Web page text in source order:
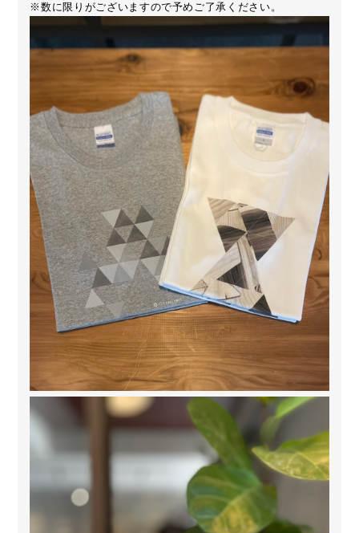
※数に限りがございますので予めご了承ください。